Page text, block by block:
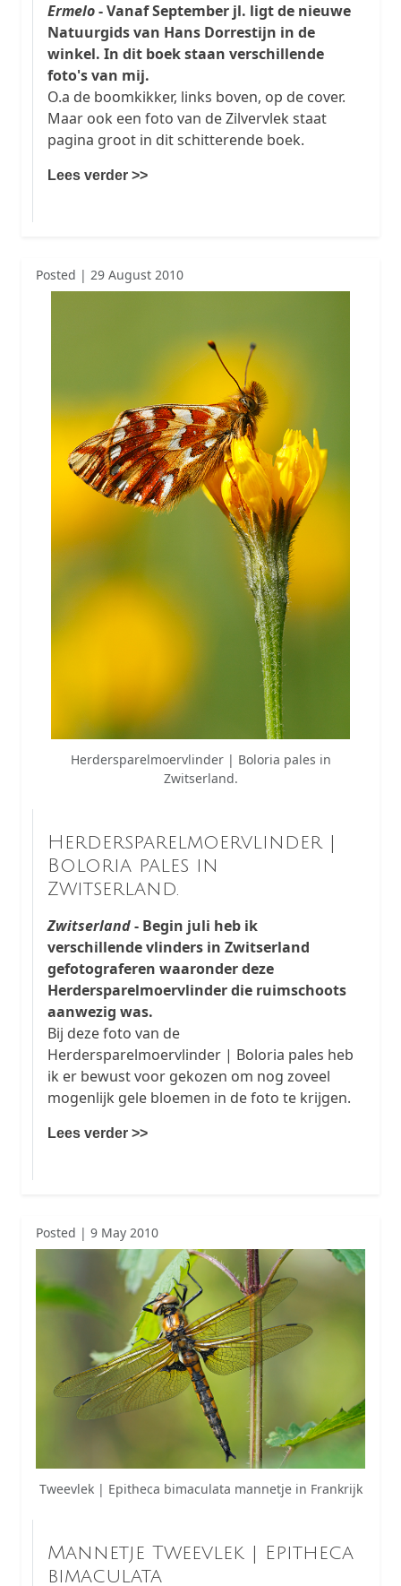
Ermelo- Vanaf September jl. ligt de nieuwe
Natuurgids van Hans Dorrestijn in de
winkel. In dit boek staan verschillende
foto's van mij.
O.a de boomkikker, links boven, op de cover.
Maar ook een foto van de Zilvervlek staat
pagina groot in dit schitterende boek.
Lees verder >>
Posted | 29 August 2010
Herdersparelmoervlinder | Boloria pales in
Zwitserland.
Herdersparelmoervlinder |
Boloria pales in
Zwitserland.
Zwitserland- Begin juli heb ik
verschillende vlinders in Zwitserland
gefotograferen waaronder deze
Herdersparelmoervlinder die ruimschoots
aanwezig was.
Bij deze foto van de
Herdersparelmoervlinder | Boloria pales heb
ik er bewust voor gekozen om nog zoveel
mogenlijk gele bloemen in de foto te krijgen.
Lees verder >>
Posted | 9 May 2010
Tweevlek | Epitheca bimaculata mannetje in Frankrijk
Mannetje Tweevlek | Epitheca
bimaculata